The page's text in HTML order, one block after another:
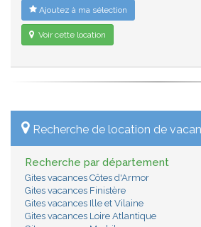
Ajoutez à ma sélection
Voir cette location
Recherche de location de
Recherche par département
Gites vacances Côtes d'Armor
Gites vacances Finistère
Gites vacances Ille et Vilaine
Gites vacances Loire Atlantique